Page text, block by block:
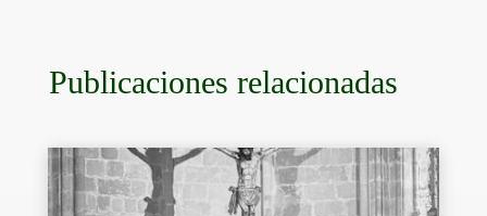
Publicaciones relacionadas